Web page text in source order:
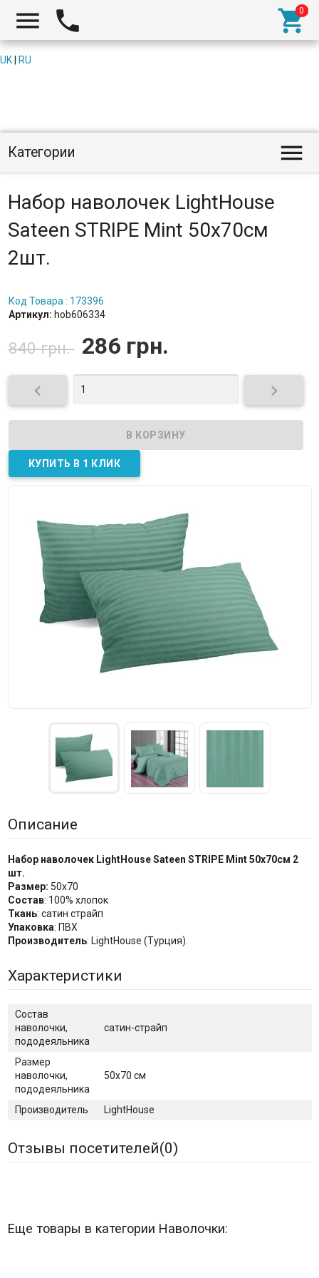
  
UK RU
Категории 
Набор наволочек LightHouse
Sateen STRIPE Mint 50x70см
2шт.
Код Товара : 173396
Артикул: hob606334
840 грн. 286 грн.
 
Описание
Набор наволочек LightHouse Sateen STRIPE Mint 50x70см 2
шт.
Размер: 50x70
Состав: 100% хлопок
Ткань: сатин страйп
Упаковка: ПВХ
Производитель: LightHouse (Турция).
Характеристики
Состав
наволочки,
пододеяльника
сатин-страйп
Размер
наволочки,
пододеяльника
50х70 см
Производитель LightHouse
Отзывы посетителей(0)
Еще товары в категории Наволочки: